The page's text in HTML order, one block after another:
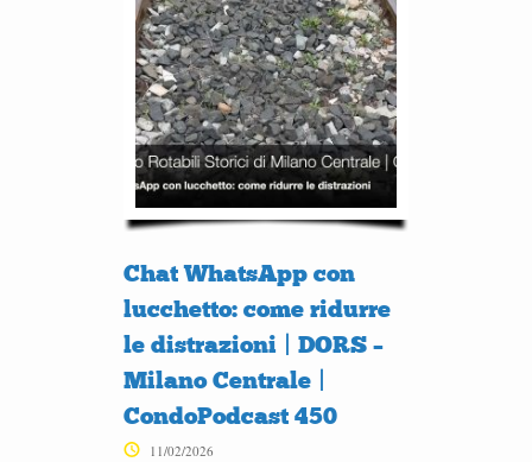
Chat WhatsApp con
lucchetto: come ridurre
le distrazioni | DORS –
Milano Centrale |
CondoPodcast 450
11/02/2026